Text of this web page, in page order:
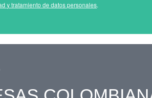
y tratamiento de datos personales.